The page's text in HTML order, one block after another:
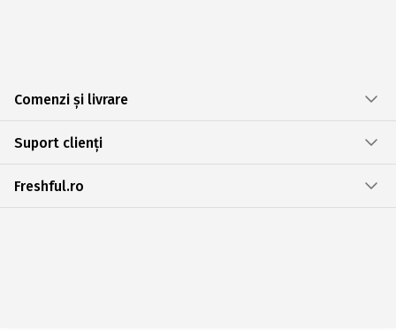
Comenzi și livrare
Suport clienți
Freshful.ro